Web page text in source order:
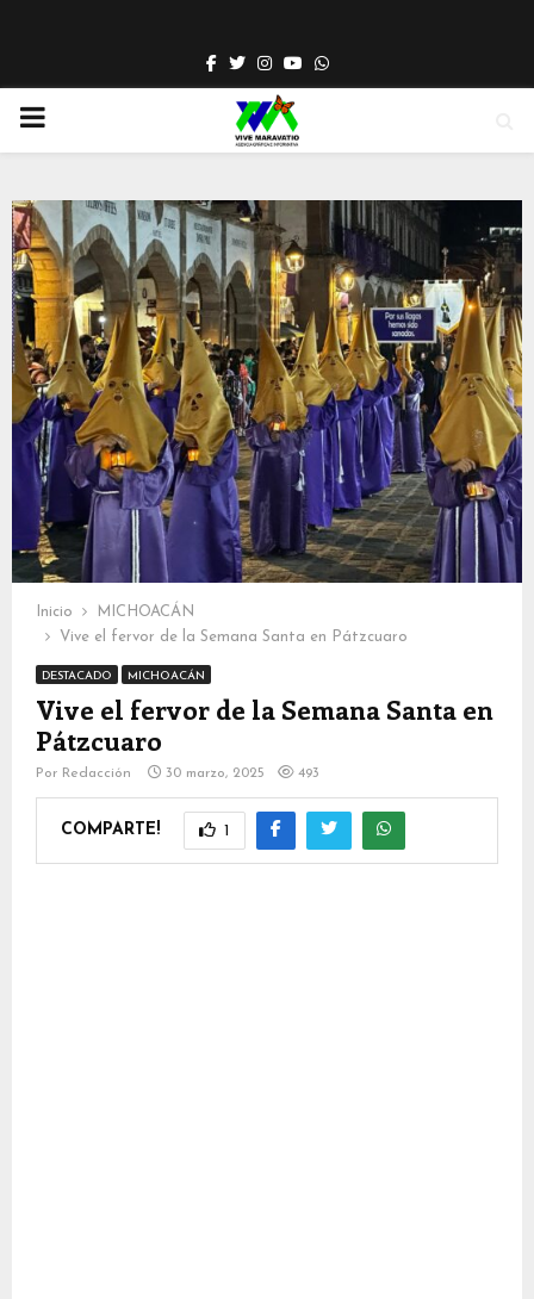
Facebook
TwitterInstagram
YoutubeWhatsapp
PRIMARY
Inicio
MICHOACÁN
Vive el fervor de la Semana Santa en Pátzcuaro
DESTACADO MICHOACÁN
Vive el fervor de la Semana Santa en
Pátzcuaro
Por Redacción 30 marzo, 2025 493
COMPARTE! 1